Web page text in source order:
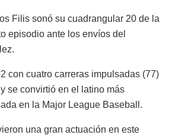
Filis sonó su cuadrangular 20 de la
episodio ante los envíos del
con cuatro carreras impulsadas (77)
se convirtió en el latino más
en la Major League Baseball.
una gran actuación en este